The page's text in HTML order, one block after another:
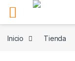
Inicio
Tienda